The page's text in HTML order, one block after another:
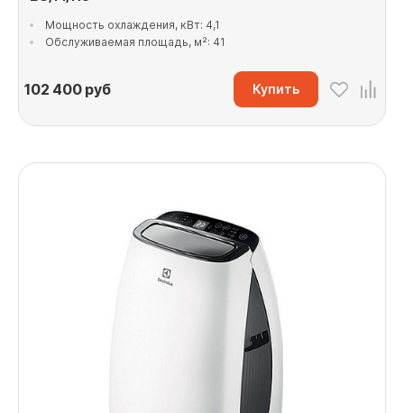
Мощность охлаждения, кВт: 4,1
Обслуживаемая площадь, м²: 41
102 400руб Купить